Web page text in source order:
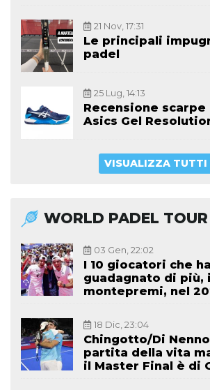
21 Nov, 17:31
Le principali
padel
25 Lug, 14:13
Recensione scarpe
Asics Gel
VISUALIZZA TUTTI
WORLD PADEL TOUR
03 Gen, 22:02
I 10 giocatori che
guadagnato di più,
montepremi, nel
18 Dic, 23:04
Chingotto/Di
partita della vita
il Master Final è di